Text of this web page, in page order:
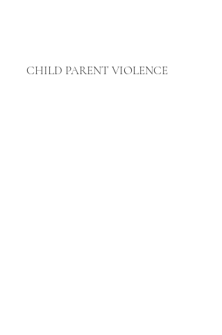
CHILD PARENT VIOLENCE